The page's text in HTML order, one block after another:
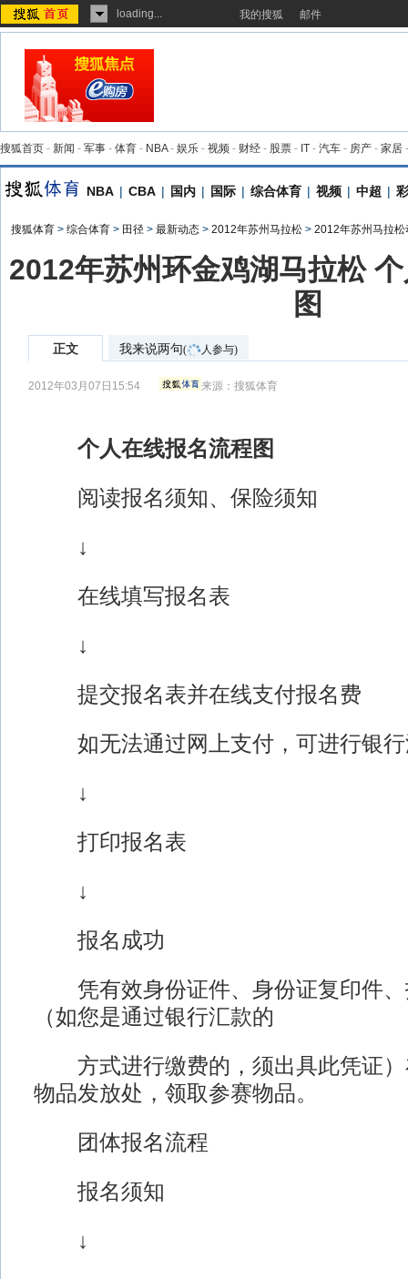
loading... 我的搜狐 邮件
搜狐首页 - 新闻 - 军事 - 体育 - NBA- 娱乐 - 视频 - 财经 - 股票 - IT - 汽车 - 房产 - 家居
NBA | CBA | 国内 | 国际 | 综合体育 | 视频 | 中超 |
搜狐体育 > 综合体育 > 田径 > 最新动态 > 2012年苏州马拉松 > 2012年苏州马拉松
2012年苏州环金鸡湖马拉松
图
正文 我来说两句( 人参与)
2012年03月07日15:54 来源：搜狐体育
个人在线报名流程图
阅读报名须知、保险须知
↓
在线填写报名表
↓
提交报名表并在线支付报名费
如无法通过网上支付，可进行银行
↓
打印报名表
↓
报名成功
凭有效身份证件、身份证复印件、
（如您是通过银行汇款的
方式进行缴费的，须出具此凭证）
物品发放处，领取参赛物品。
团体报名流程
报名须知
↓